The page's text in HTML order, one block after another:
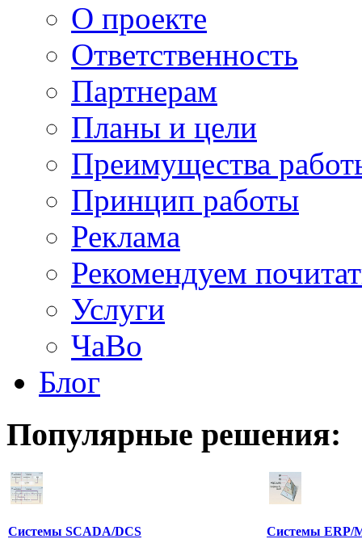
О проекте
Ответственность
Партнерам
Планы и цели
Преимущества
Принцип работы
Реклама
Рекомендуем
Услуги
ЧаВо
Блог
Популярные решения:
Системы SCADA/DCS Системы ERP/